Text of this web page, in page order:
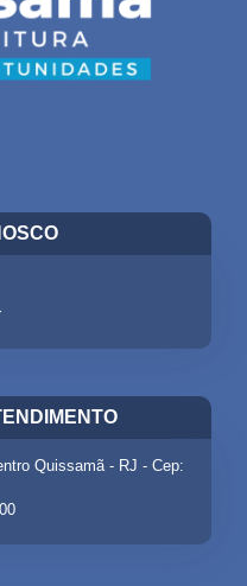
Quissamã - RJ - Cep: